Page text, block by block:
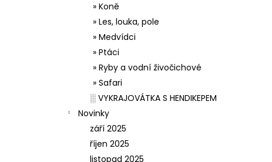
» Koně
» Les, louka, pole
» Medvídci
» Ptáci
» Ryby a vodní živočichové
» Safari
░ VYKRAJOVÁTKA S HENDIKEPEM
Novinky
září 2025
říjen 2025
listopad 2025